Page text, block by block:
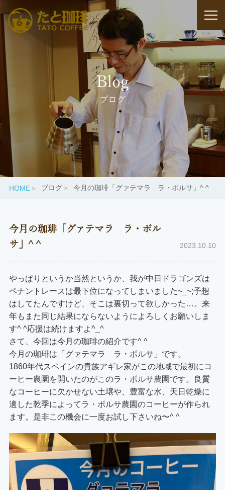
Blog
ブログ
HOME ブログ 今月の珈琲「グァテマラ ラ・ボルサ」^ ^
今月の珈琲「グァテマラ ラ・ボル
サ」^ ^
2023.10.10
やっぱりというか当然というか、我が中日ドラゴンズは
ペナントレースは最下位になってしまいました~_~;予想
はしてたんですけど、そこは裏切って欲しかった…。来
年もまた同じ結果にならないようによろしくお願いしま
す^ ^応援は続けますよ^_^
さて、今回は今月の珈琲の紹介です^ ^
今月の珈琲は「グァテマラ ラ・ボルサ」です。
1860年代スペインの貴族アギレ家がこの地域で最初にコ
ーヒー農園を開いたのがこのラ・ボルサ農園です。良質
なコーヒーに欠かせない土壌や、豊富な水、天日乾燥に
適した乾季によってラ・ボルサ農園のコーヒーが作られ
ます。是非この機会に一度お試し下さいね〜^ ^